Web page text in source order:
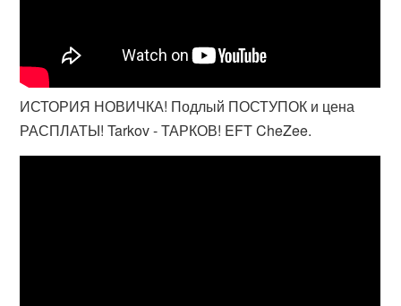
ИСТОРИЯ НОВИЧКА! Подлый ПОСТУПОК и цена
РАСПЛАТЫ! Tarkov - ТАРКОВ! EFT CheZee.